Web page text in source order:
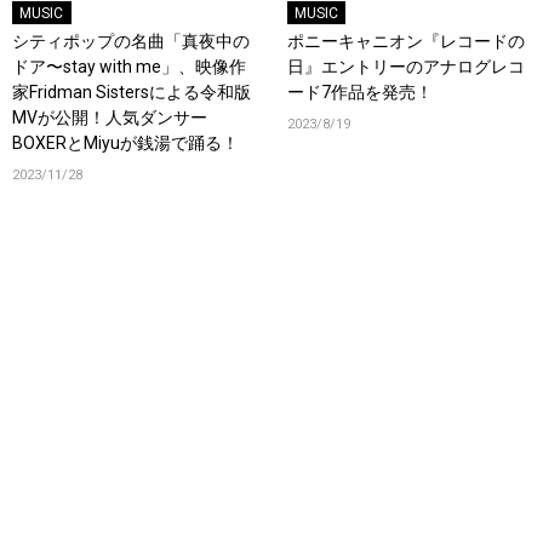
MUSIC
シティポップの名曲「真夜中の
ドア〜stay with me」、映像作
家Fridman Sistersによる令和版
MVが公開！人気ダンサー
BOXERとMiyuが銭湯で踊る！
2023/11/28
MUSIC
ポニーキャニオン『レコードの
日』エントリーのアナログレコ
ード7作品を発売！
2023/8/19